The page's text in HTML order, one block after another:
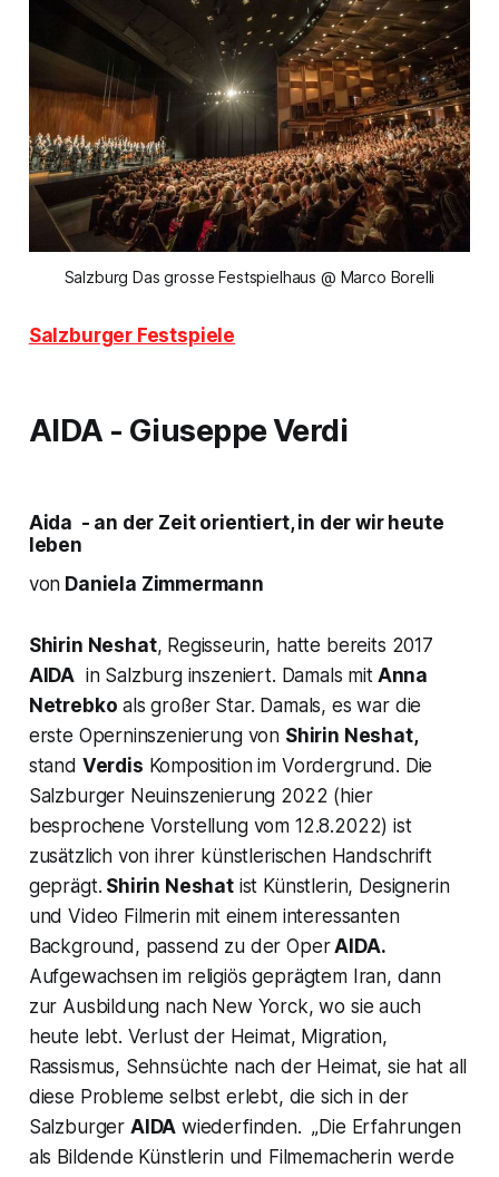
Salzburg Das grosse Festspielhaus @ Marco Borelli
Salzburger Festspiele
AIDA - Giuseppe Verdi
Aida - an der Zeit orientiert, in der wir heute
leben
von Daniela Zimmermann
Shirin Neshat, Regisseurin, hatte bereits 2017
AIDA in Salzburg inszeniert. Damals mitAnna
Netrebko als großer Star. Damals, es war die
erste Operninszenierung von Shirin Neshat,
stand Verdis Komposition im Vordergrund. Die
Salzburger Neuinszenierung 2022 (hier
besprochene Vorstellung vom 12.8.2022) ist
zusätzlich von ihrer künstlerischen Handschrift
geprägt. Shirin Neshatist Künstlerin, Designerin
und Video Filmerin mit einem interessanten
Background, passend zu der OperAIDA.
Aufgewachsen im religiös geprägtem Iran, dann
zur Ausbildung nach New Yorck, wo sie auch
heute lebt. Verlust der Heimat, Migration,
Rassismus, Sehnsüchte nach der Heimat, sie hat all
diese Probleme selbst erlebt, die sich in der
Salzburger AIDA wiederfinden.„Die Erfahrungen
als Bildende Künstlerin und Filmemacherin werde